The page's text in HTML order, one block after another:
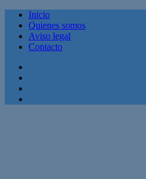
Inicio
Quienes somos
Aviso legal
Contacto